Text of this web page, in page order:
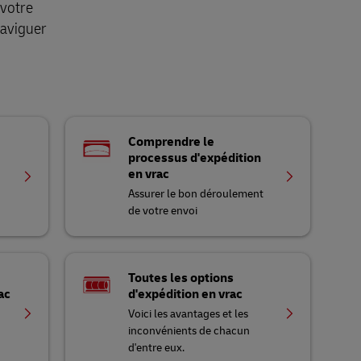
Comprendre le
processus d'expédition
en vrac
Assurer le bon déroulement
de votre envoi
Toutes les options
d'expédition en vrac
Voici les avantages et les
inconvénients de chacun
d'entre eux.